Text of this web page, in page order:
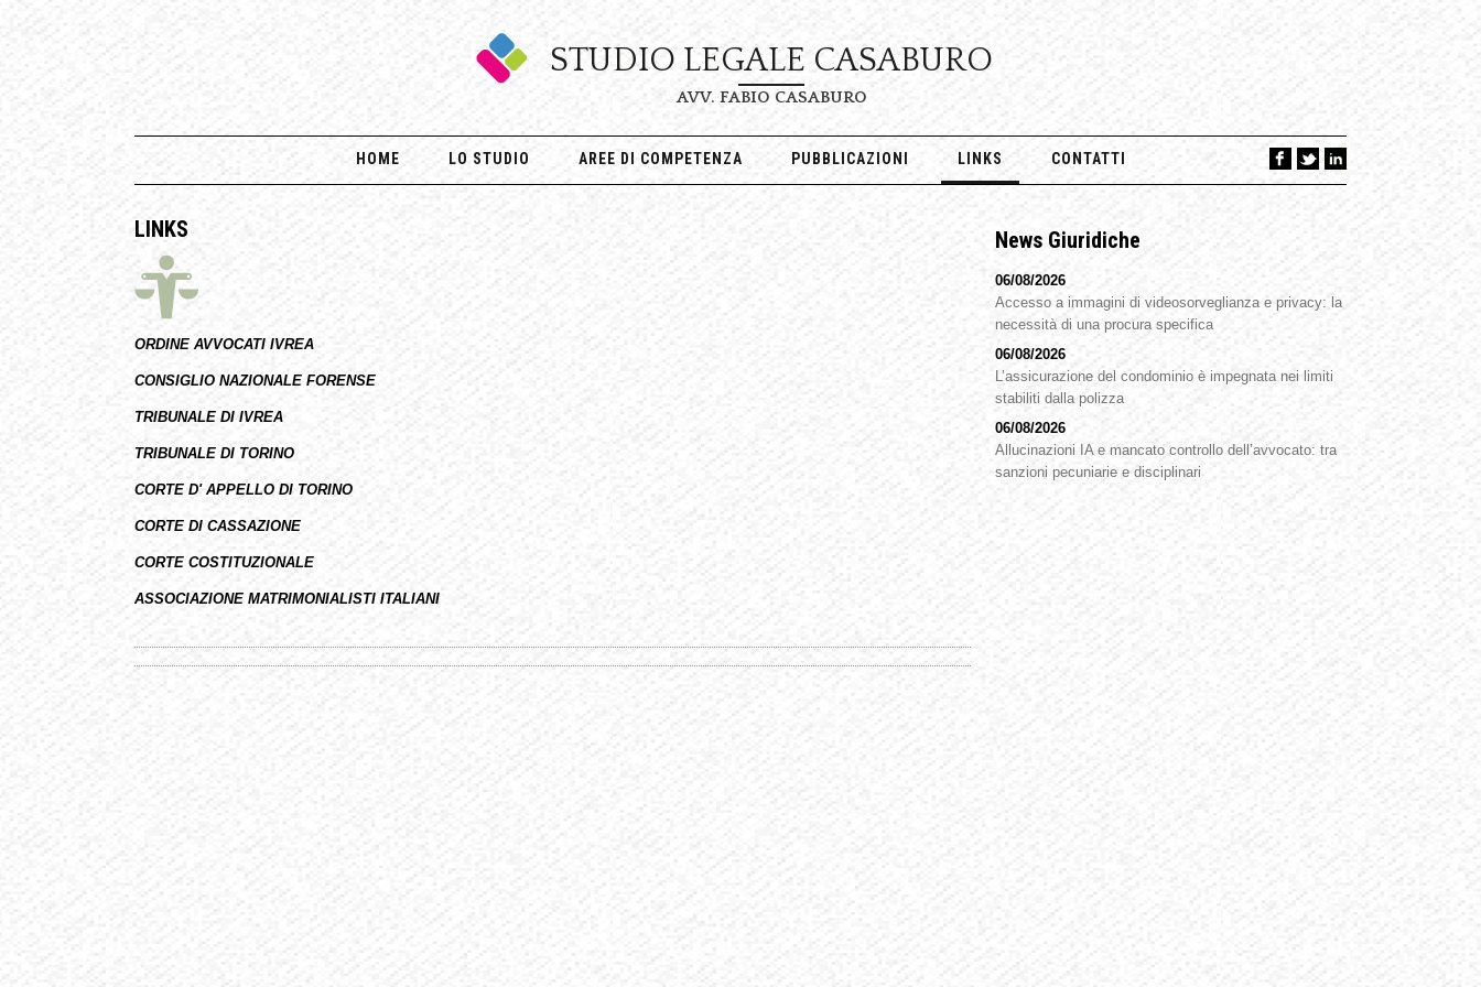
STUDIO LEGALE CASABURO
AVV. FABIO CASABURO
HOME LO STUDIO AREE DI COMPETENZA PUBBLICAZIONI LINKS CONTATTI
LINKS
ORDINE AVVOCATI IVREA
CONSIGLIO NAZIONALE FORENSE
TRIBUNALE DI IVREA
TRIBUNALE DI TORINO
CORTE D' APPELLO DI TORINO
CORTE DI CASSAZIONE
CORTE COSTITUZIONALE
ASSOCIAZIONE MATRIMONIALISTI ITALIANI
News Giuridiche
06/08/2026
Accesso a immagini di videosorveglianza e privacy: la
necessità di una procura specifica
06/08/2026
L’assicurazione del condominio è impegnata nei limiti
stabiliti dalla polizza
06/08/2026
Allucinazioni IA e mancato controllo dell’avvocato: tra
sanzioni pecuniarie e disciplinari